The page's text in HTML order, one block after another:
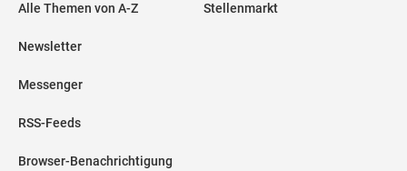
Alle Themen von A-Z
Newsletter
Messenger
RSS-Feeds
Browser-Benachrichtigung
Stellenmarkt